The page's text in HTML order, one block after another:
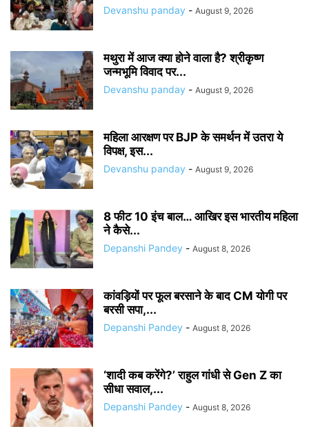
Devanshu panday - August 9, 2026
मथुरा में आज क्या होने वाला है? श्रीकृष्ण
जन्मभूमि विवाद पर...
Devanshu panday - August 9, 2026
महिला आरक्षण पर BJP के समर्थन में उतरा ये
विपक्ष, इस...
Devanshu panday - August 9, 2026
8 फीट 10 इंच बाल… आखिर इस भारतीय महिला
ने कैसे...
Depanshi Pandey - August 8, 2026
कांवड़ियों पर फूल बरसाने के बाद CM योगी पर
बरसी सपा,...
Depanshi Pandey - August 8, 2026
‘शादी कब करेंगे?’ राहुल गांधी से Gen Z का
सीधा सवाल,...
Depanshi Pandey - August 8, 2026